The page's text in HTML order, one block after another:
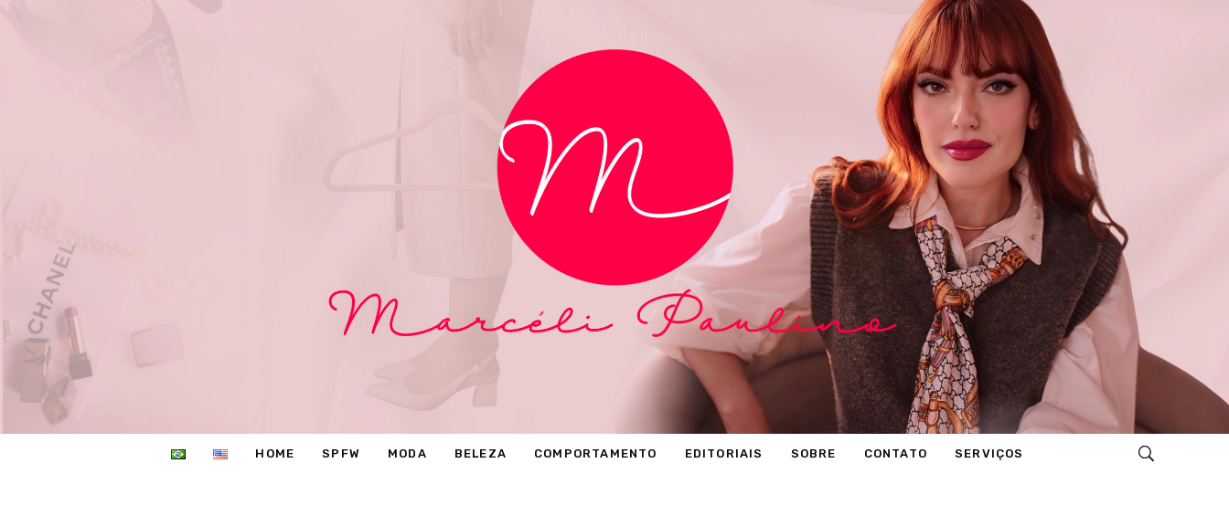
HOME SPFW MODA BELEZA COMPORTAMENTO EDITORIAIS SOBRE CONTATO SERVIÇOS